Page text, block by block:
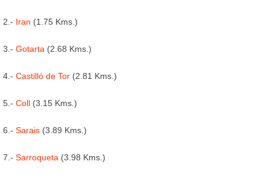
2.- Iran (1.75 Kms.)
3.- Gotarta (2.68 Kms.)
4.- Castilló de Tor (2.81 Kms.)
5.- Coll (3.15 Kms.)
6.- Sarais (3.89 Kms.)
7.- Sarroqueta (3.98 Kms.)